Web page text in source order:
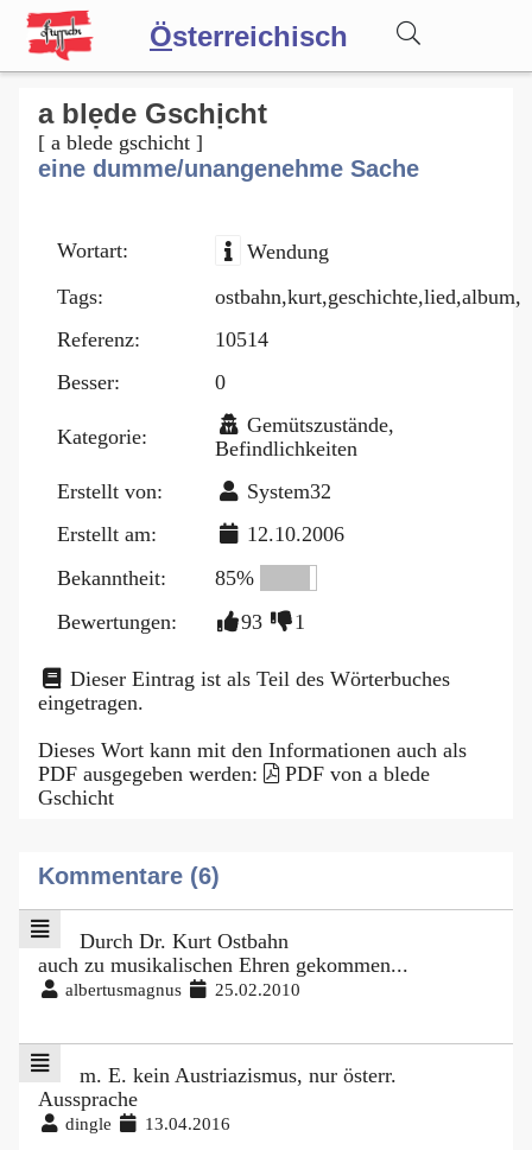
Österreichisch
Wörterbuch
Forum
Blog
a blẹde Gschịcht
[ a blede gschicht ]
eine dumme/unangenehme Sache
Wortart:
Wendung
Tags:
ostbahn,kurt,geschichte,lied,album,
Referenz:
10514
Besser:
0
Kategorie:
Gemütszustände,
Befindlichkeiten
Erstellt von:
System32
Erstellt am:
12.10.2006
Bekanntheit:
85%
Bewertungen:
93 1
Dieser Eintrag ist als Teil des Wörterbuches
eingetragen.
Dieses Wort kann mit den Informationen auch als
PDF ausgegeben werden:
PDF von a blede
Gschicht
Kommentare (6)
Durch Dr. Kurt Ostbahn
auch zu musikalischen Ehren gekommen...
albertusmagnus 25.02.2010
m. E. kein Austriazismus, nur österr.
Aussprache
dingle 13.04.2016